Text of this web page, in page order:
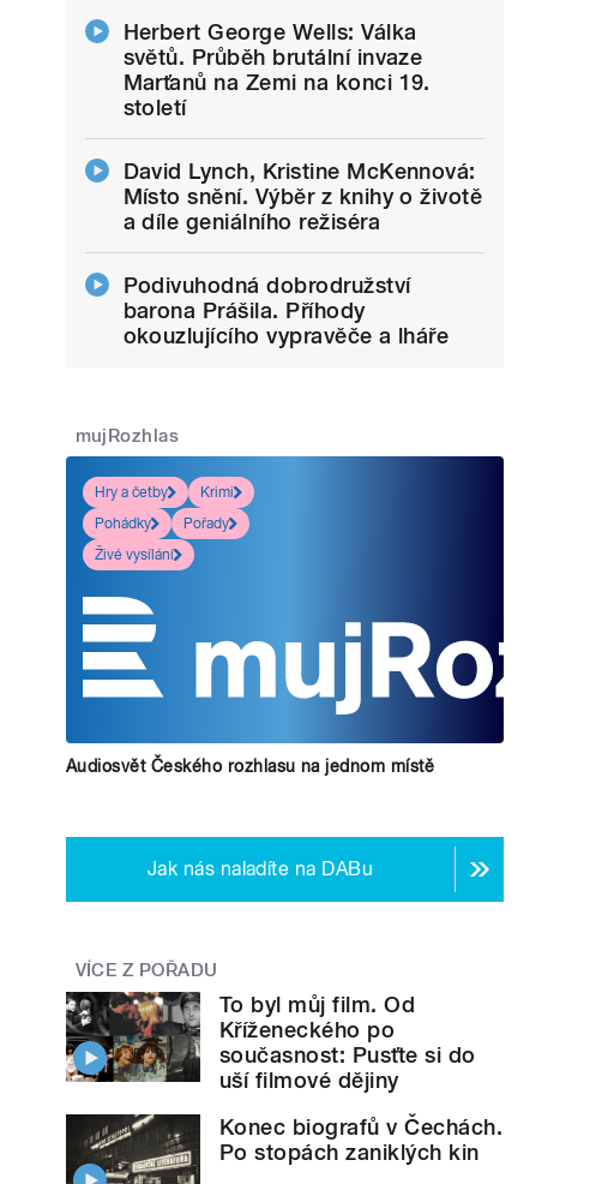
Herbert George Wells: Válka
světů. Průběh brutální invaze
Marťanů na Zemi na konci 19.
století
David Lynch, Kristine McKennová:
Místo snění. Výběr z knihy o životě
a díle geniálního režiséra
Podivuhodná dobrodružství
barona Prášila. Příhody
okouzlujícího vypravěče a lháře
mujRozhlas
Hry a četby
Krimi
Pohádky
Pořady
Živé vysílání
Audiosvět Českého rozhlasu na jednom místě
Jak nás naladíte na DABu
VÍCE Z POŘADU
To byl můj film. Od
Kříženeckého po
současnost: Pusťte si do
uší filmové dějiny
Konec biografů v Čechách.
Po stopách zaniklých kin